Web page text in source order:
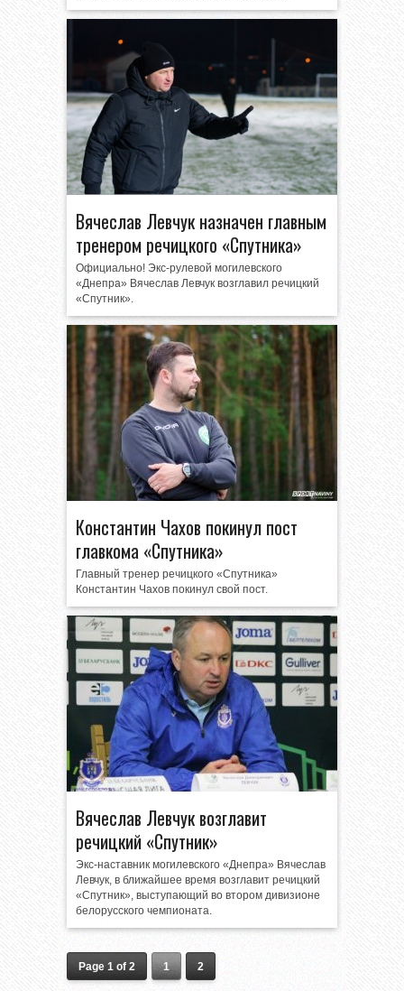
Вячеслав Левчук назначен главным
тренером речицкого «Спутника»
Официально! Экс-рулевой могилевского
«Днепра» Вячеслав Левчук возглавил речицкий
«Спутник».
Константин Чахов покинул пост
главкома «Спутника»
Главный тренер речицкого «Спутника»
Константин Чахов покинул свой пост.
Вячеслав Левчук возглавит
речицкий «Спутник»
Экс-наставник могилевского «Днепра» Вячеслав
Левчук, в ближайшее время возглавит речицкий
«Спутник», выступающий во втором дивизионе
белорусского чемпионата.
Page 1 of 2 1 2